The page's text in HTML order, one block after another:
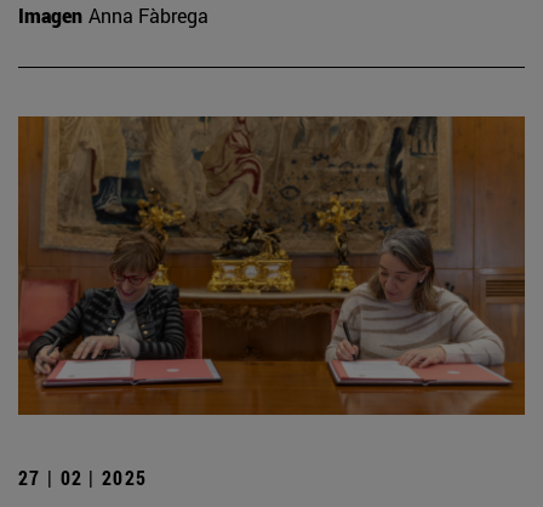
Imagen Anna Fàbrega
27 | 02 | 2025